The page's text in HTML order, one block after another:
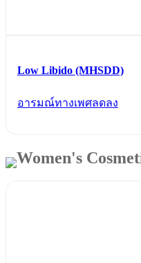
Low Libido (MHSDD)
อารมณ์ทางเพศลดลง
Women's